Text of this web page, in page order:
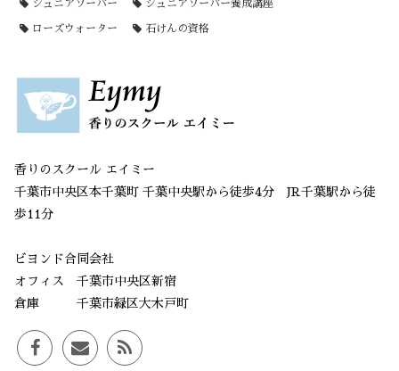
ジュニアソーパー ジュニアソーパー養成講座
ローズウォーター 石けんの資格
香りのスクール エイミー
千葉市中央区本千葉町 千葉中央駅から徒歩4分 JR千葉駅から徒
歩11分
ビヨンド合同会社
オフィス 千葉市中央区新宿
倉庫 千葉市緑区大木戸町